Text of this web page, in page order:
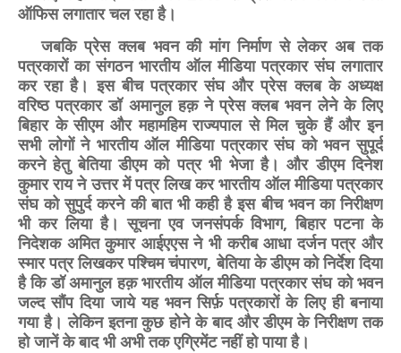
ऑफिस लगातार चल रहा है।
जबकि प्रेस क्लब भवन की मांग निर्माण से लेकर अब तक
पत्रकारों का संगठन भारतीय ऑल मीडिया पत्रकार संघ लगातार
कर रहा है। इस बीच पत्रकार संघ और प्रेस क्लब के अध्यक्ष
वरिष्ठ पत्रकार डॉ अमानुल हक़ ने प्रेस क्लब भवन लेने के लिए
बिहार के सीएम और महामहिम राज्यपाल से मिल चुके हैं और इन
सभी लोगों ने भारतीय ऑल मीडिया पत्रकार संघ को भवन सुपूर्द
करने हेतु बेतिया डीएम को पत्र भी भेजा है। और डीएम दिनेश
कुमार राय ने उत्तर में पत्र लिख कर भारतीय ऑल मीडिया पत्रकार
संघ को सुपुर्द करने की बात भी कही है इस बीच भवन का निरीक्षण
भी कर लिया है। सूचना एव जनसंपर्क विभाग, बिहार पटना के
निदेशक अमित कुमार आईएएस ने भी करीब आधा दर्जन पत्र और
स्मार पत्र लिखकर पश्चिम चंपारण, बेतिया के डीएम को निर्देश दिया
है कि डॉ अमानुल हक़ भारतीय ऑल मीडिया पत्रकार संघ को भवन
जल्द सौंप दिया जाये यह भवन सिर्फ़ पत्रकारों के लिए ही बनाया
गया है। लेकिन इतना कुछ होने के बाद और डीएम के निरीक्षण तक
हो जानें के बाद भी अभी तक एग्रिमेंट नहीं हो पाया है।